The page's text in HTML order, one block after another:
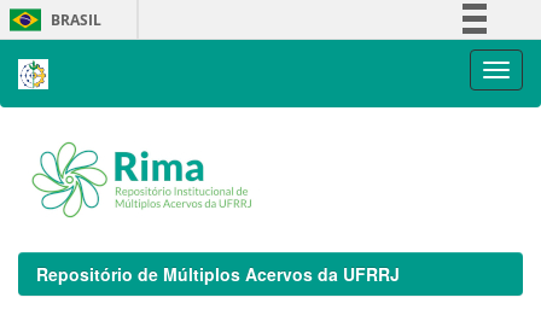
Skip
navigation
BRASIL
Repositório de Múltiplos Acervos da UFRRJ